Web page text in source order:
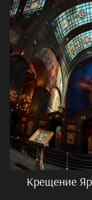
Крещение